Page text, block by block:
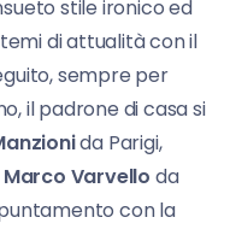
stile ironico ed
di attualità con il
sempre per
il padrone di casa si
da Parigi,
Marco Varvello da
con la